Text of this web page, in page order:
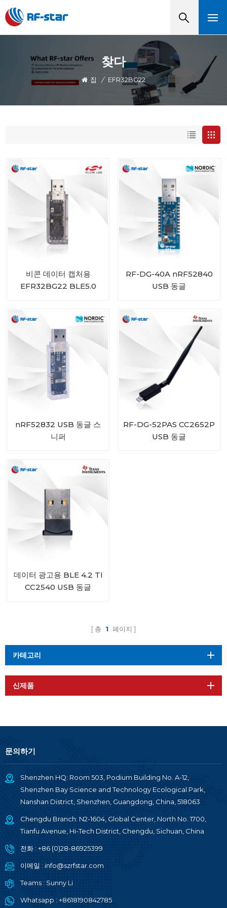
찾다
집 / EFR32BG22
비콘 데이터 캡처용
EFR32BG22 BLE5.0
RF-DG-40A nRF52840
USB 동글
nRF52832 USB 동글 스
니퍼
RF-DG-52PAS CC2652P
USB 동글
데이터 광고용 BLE 4.2 TI
CC2540 USB 동글
총 1 페이지
카테고리
신제품
문의하기
Shenzhen HQ: Room 503, Podium Building No. A-12,
Shenzhen Bay Science and Technology Ecological Park,
Nanshan District, Shenzhen, Guangdong, China, 518063
Chengdu Branch: N2-1604, Global Center, North No. 1700,
Tianfu Avenue, Hi-Tech District, Chengdu, Sichuan, China
전화 : +86 (0)28-86925399
이메일 : info@szrfstar.com
Teams : Sunny Li
Whatsapp : +8618190842785